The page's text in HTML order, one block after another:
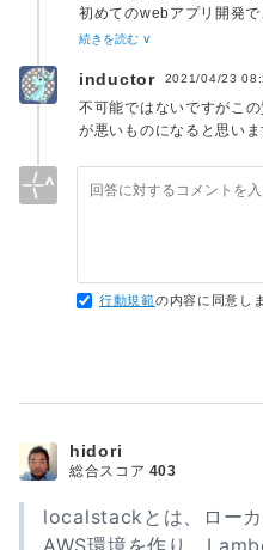
初めてのwebアプリ開発で
のフレームワークのこと
ーカルと本番環境(S3)で
は、PHPのみ(バックエン
続きを読む ∨
inductor 2021/04/23
不可能ではないですがこ
が悪いものになると思いま
行動規範の内容に同意し
localstackとは、ロー
AWS環境を作り、
hidori
総合スコア 403